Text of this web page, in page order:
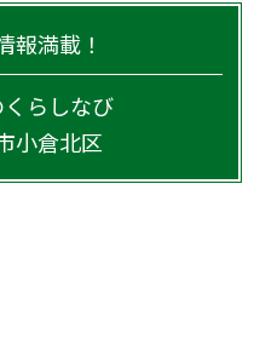
報満載！
らしなび
小倉北区